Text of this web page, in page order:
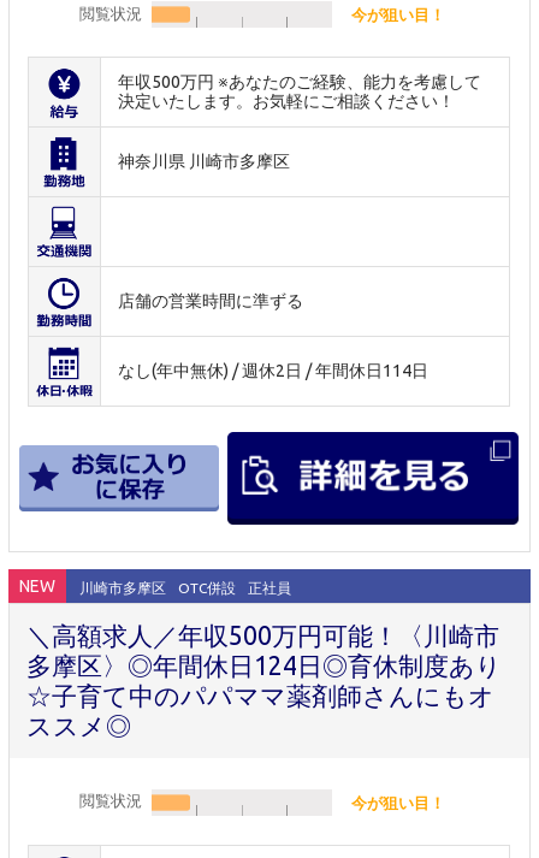
閲覧状況 今が狙い目！
年収500万円 ※あなたのご経験、能力を考慮して
決定いたします。お気軽にご相談ください！
神奈川県 川崎市多摩区
店舗の営業時間に準ずる
なし(年中無休) / 週休2日 / 年間休日114日
NEW 川崎市多摩区 OTC併設 正社員
＼高額求人／年収500万円可能！〈川崎市
多摩区〉◎年間休日124日◎育休制度あり
☆子育て中のパパママ薬剤師さんにもオ
ススメ◎
閲覧状況 今が狙い目！